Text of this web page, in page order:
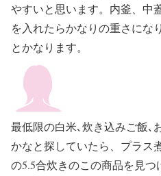
やすいと思います。内釜、中
を入れたらかなりの重さにな
とかなります。
最低限の白米､炊き込みご飯､
かなと探していたら、プラス
の5.5合炊きのこの商品を見